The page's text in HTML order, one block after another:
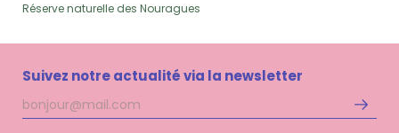
Réserve naturelle des Nouragues
Suivez notre actualité via la newsletter
Adresse
mail